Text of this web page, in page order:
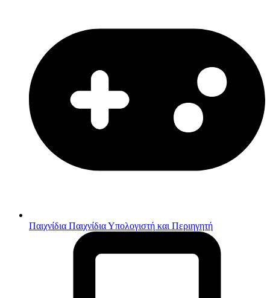
Παιχνίδια Παιχνίδια Υπολογιστή και Περιηγητή